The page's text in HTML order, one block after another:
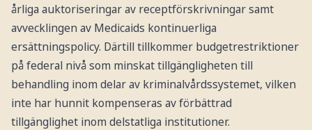
årliga auktoriseringar av receptförskrivningar samt
avvecklingen av Medicaids kontinuerliga
ersättningspolicy. Därtill tillkommer budgetrestriktioner
på federal nivå som minskat tillgängligheten till
behandling inom delar av kriminalvårdssystemet, vilken
inte har hunnit kompenseras av förbättrad
tillgänglighet inom delstatliga institutioner.